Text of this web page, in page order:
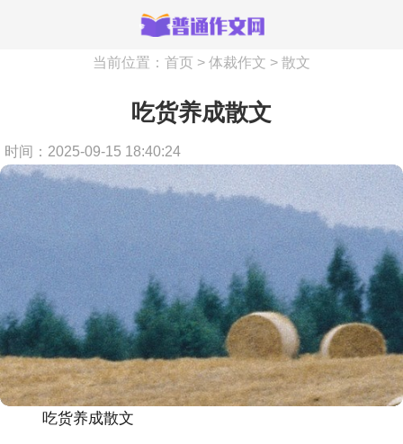
当前位置： 首页 > 体裁作文 > 散文
吃货养成散文
时间：2025-09-15 18:40:24
吃货养成散文